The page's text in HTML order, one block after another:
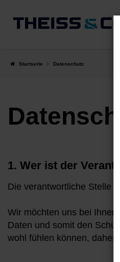
Hauptinhalt
Startseite Datenschutz
1. Wer ist der
Die verantwortliche Stelle
Wir möchten uns bei
Daten und somit den
wohl fühlen können, daher